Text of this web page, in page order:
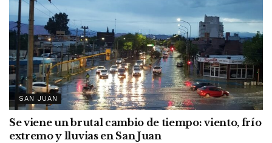
SAN JUAN
Se viene un brutal cambio de tiempo: viento, frío
extremo y lluvias en San Juan